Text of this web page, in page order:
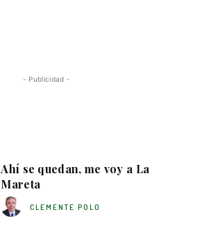
- Publicidad -
Ahí se quedan, me voy a La
Mareta
CLEMENTE POLO